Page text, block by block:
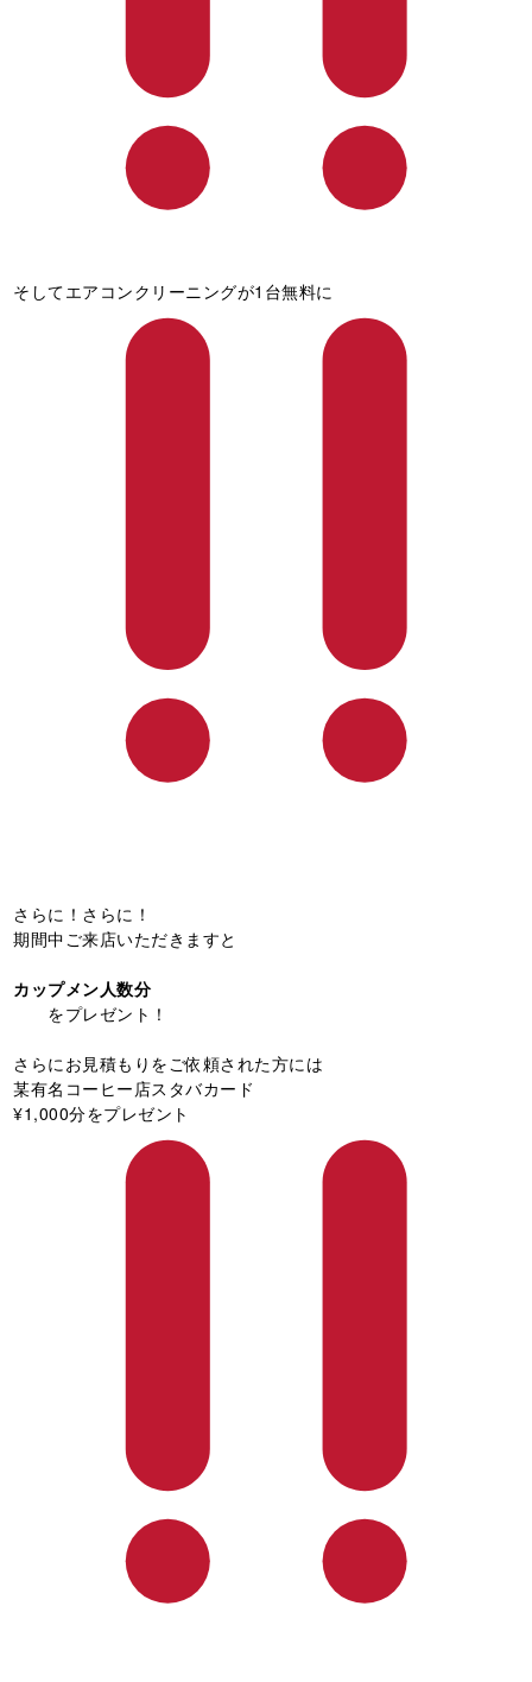
そしてエアコンクリーニングが1台無料に
さらに！さらに！
期間中ご来店いただきますと
カップメン人数分
をプレゼント！
さらにお見積もりをご依頼された方には
某有名コーヒー店スタバカード
¥1,000分をプレゼント